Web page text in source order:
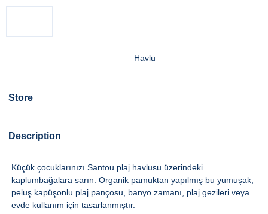
Havlu
Store
Description
Küçük çocuklarınızı Santou plaj havlusu üzerindeki
kaplumbağalara sarın. Organik pamuktan yapılmış bu yumuşak,
peluş kapüşonlu plaj pançosu, banyo zamanı, plaj gezileri veya
evde kullanım için tasarlanmıştır.